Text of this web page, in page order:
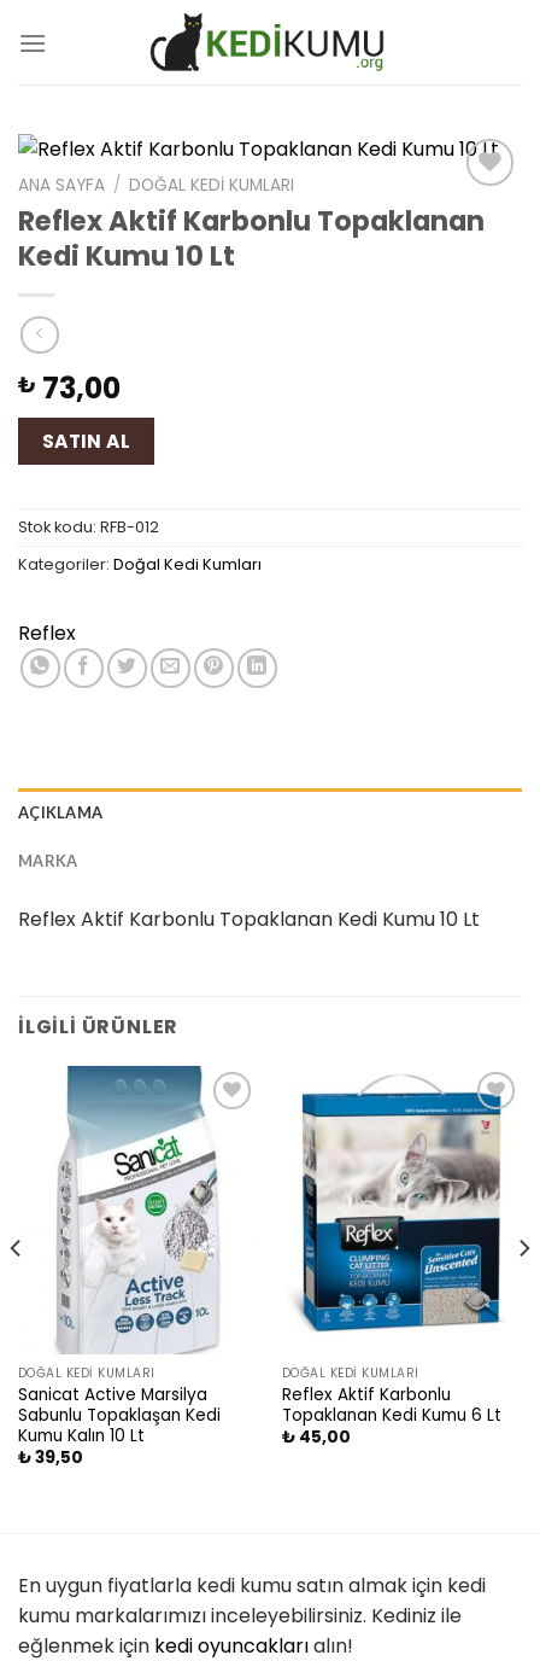
Add
to
ANA SAYFA / DOĞAL KEDI KUMLARI
Reflex Aktif Karbonlu Topaklanan
Kedi Kumu 10 Lt
₺ 73,00
SATIN AL
Stok kodu: RFB-012
Kategoriler: Doğal Kedi Kumları
Reflex
AÇIKLAMA
MARKA
Reflex Aktif Karbonlu Topaklanan Kedi Kumu 10 Lt
İLGILI ÜRÜNLER
wishlist
DOĞAL KEDI KUMLARI
Sanicat Active Marsilya
Sabunlu Topaklaşan Kedi
Kumu Kalın 10 Lt
₺39,50
Add
wishlist
DOĞAL KEDI KUMLARI
Reflex Aktif Karbonlu
Topaklanan Kedi Kumu 6 Lt
₺45,00
En uygun fiyatlarla kedi kumu satın almak için kedi
kumu markalarımızı inceleyebilirsiniz. Kediniz ile
eğlenmek için kedi oyuncaklarıalın!